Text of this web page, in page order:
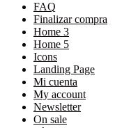
FAQ
Finalizar compra
Home 3
Home 5
Icons
Landing Page
Mi cuenta
My account
Newsletter
On sale